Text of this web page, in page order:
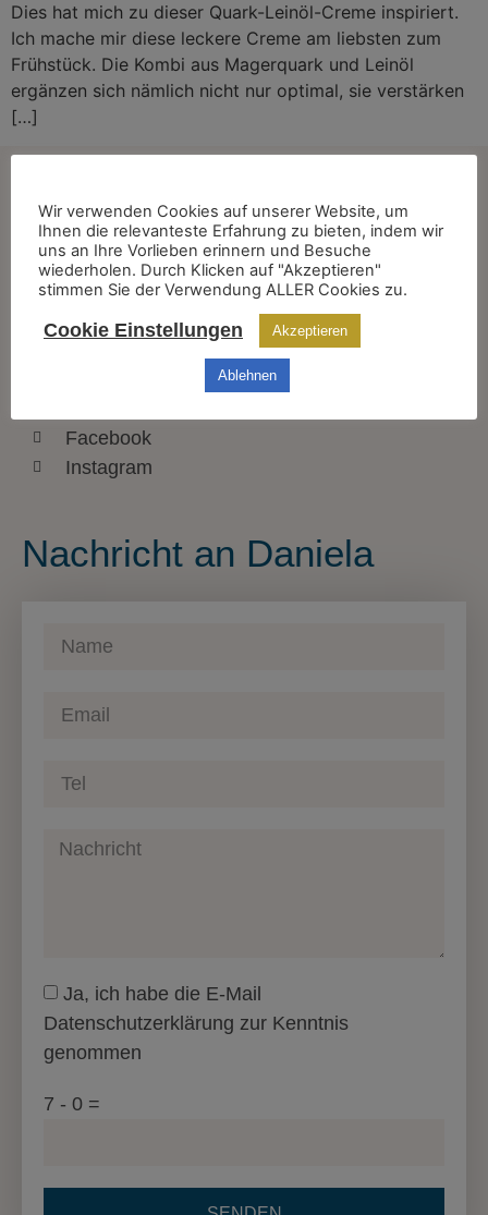
Dies hat mich zu dieser Quark-Leinöl-Creme inspiriert.
Ich mache mir diese leckere Creme am liebsten zum
Frühstück. Die Kombi aus Magerquark und Leinöl
ergänzen sich nämlich nicht nur optimal, sie verstärken
[…]
Kontakt
+43 670 2027488
info@danielafeselmayer.com
Finde mich auch hier
Facebook
Instagram
Nachricht an Daniela
Ja, ich habe die E-Mail
Datenschutzerklärung zur Kenntnis
genommen
7 - 0 =
Wir verwenden Cookies auf unserer Website, um
Ihnen die relevanteste Erfahrung zu bieten, indem wir
uns an Ihre Vorlieben erinnern und Besuche
wiederholen. Durch Klicken auf "Akzeptieren"
stimmen Sie der Verwendung ALLER Cookies zu.
Cookie Einstellungen Akzeptieren
Ablehnen